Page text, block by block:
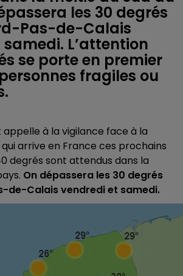
les 30 degrés
Pas-de-Calais
L’attention
se porte en premier
fragiles ou
à la vigilance face à la
arrive en France ces prochains
degrés sont attendus dans la
On dépassera les 30 degrés
de-Calais vendredi et samedi.